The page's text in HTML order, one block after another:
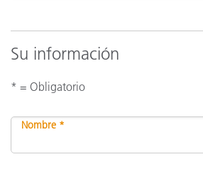
Su información
* = Obligatorio
Nombre *